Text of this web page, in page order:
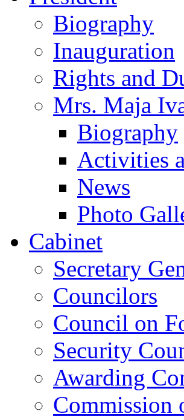
Biography
Inauguration
Rights and
Mrs. Maja
Biography
Activities
News
Photo
Cabinet
Secretary
Councilors
Council on
Security
Awarding
Commission